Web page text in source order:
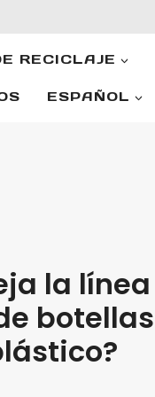
RECICLAJE
ESPAÑOL
la
botellas